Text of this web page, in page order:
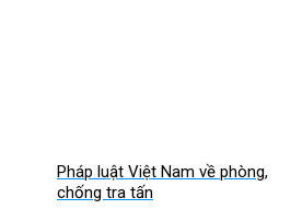
Pháp luật Việt Nam về phòng,
chống tra tấn